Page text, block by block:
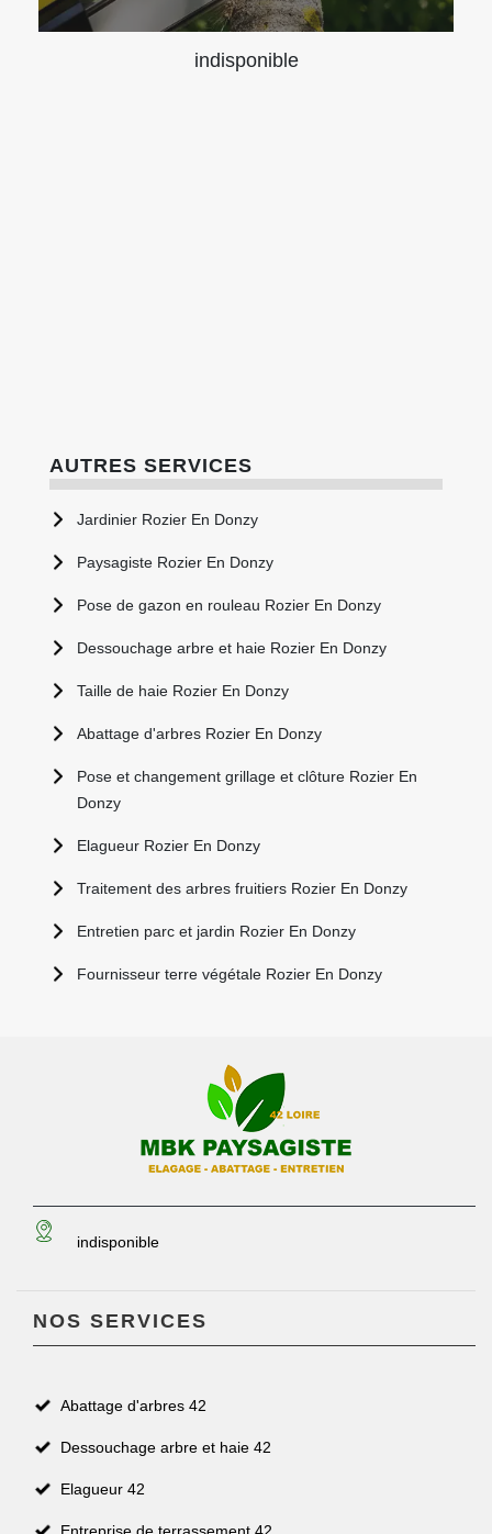
indisponible
AUTRES SERVICES
Jardinier Rozier En Donzy
Paysagiste Rozier En Donzy
Pose de gazon en rouleau Rozier En Donzy
Dessouchage arbre et haie Rozier En Donzy
Taille de haie Rozier En Donzy
Abattage d'arbres Rozier En Donzy
Pose et changement grillage et clôture Rozier En
Donzy
Elagueur Rozier En Donzy
Traitement des arbres fruitiers Rozier En Donzy
Entretien parc et jardin Rozier En Donzy
Fournisseur terre végétale Rozier En Donzy
indisponible
NOS SERVICES
Abattage d'arbres 42
Dessouchage arbre et haie 42
Elagueur 42